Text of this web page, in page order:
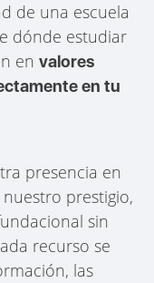
de una escuela
dónde estudiar
envalores
en tu
presencia en
prestigio,
sin
recurso se
las